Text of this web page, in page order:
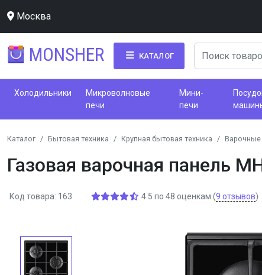
Москва
MONSHER КАТАЛОГ
Холодильники
Микроволновые
печи
Мини-
печи
Каталог Бытовая техника Крупная бытовая техника Варочные
Газовая варочная панель
Код товара: 163 4.5 по 48 оценкам (9 отзывов)